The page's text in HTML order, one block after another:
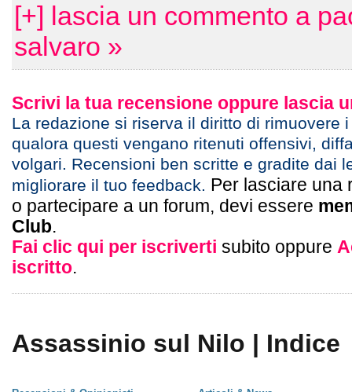
[+] lascia un commento a
salvaro »
Scrivi la tua recensione oppure lascia
La redazione si riserva il diritto di rimuovere
qualora questi vengano ritenuti offensivi,
volgari. Recensioni ben scritte e gradite dai
migliorare il tuo feedback. Per lasciare una
o partecipare a un forum, devi essere
Club.
Fai clic qui per iscriverti subito oppure
iscritto.
Assassinio sul Nilo | Indice